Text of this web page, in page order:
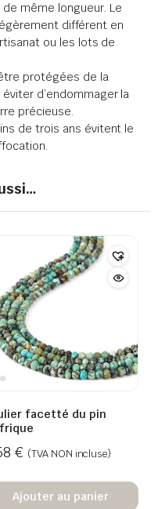
même longueur. Le
différent en
ou les lots de
protégées de la
d’endommager la
précieuse.
de trois ans évitent le
facetté du pin
€ (TVA NON incluse)
Ajouter au panier